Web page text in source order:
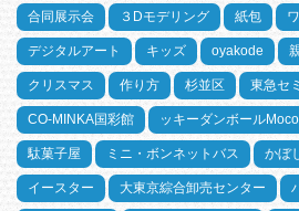
合同展示会 ３Dモデリング 紙包
デジタルアート キッズ oyakode
クリスマス 作り方 杉並区 東急セ
CO-MINKA国彩館 ッキーダンボール
駄菓子屋 ミニ・ボンネットバス かぼ
イースター 大東京綜合卸売センター